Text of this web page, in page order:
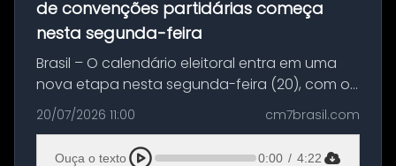
de convenções partidárias começa
nesta segunda-feira
Brasil – O calendário eleitoral entra em uma
nova etapa nesta segunda-feira (20), com o
início do período destinado às convenções
partidárias. Até 5 de agosto, partidos e
federações poderão oficializa...
20/07/2026 11:00 cm7brasil.com
Ouça o texto 0:00 / 4:22